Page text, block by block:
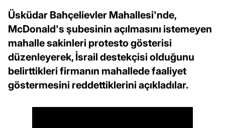
Üsküdar Bahçelievler Mahallesi'nde,
McDonald's şubesinin açılmasını istemeyen
mahalle sakinleri protesto gösterisi
düzenleyerek, İsrail destekçisi olduğunu
belirttikleri firmanın mahallede faaliyet
göstermesini reddettiklerini açıkladılar.